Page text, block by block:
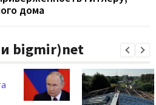
дома
bigmir)net